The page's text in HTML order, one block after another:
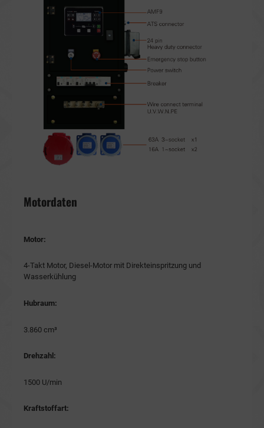
Motordaten
Motor:
4-Takt Motor, Diesel-Motor mit Direkteinspritzung und
Wasserkühlung
Hubraum:
3.860 cm³
Drehzahl:
1500 U/min
Kraftstoffart: